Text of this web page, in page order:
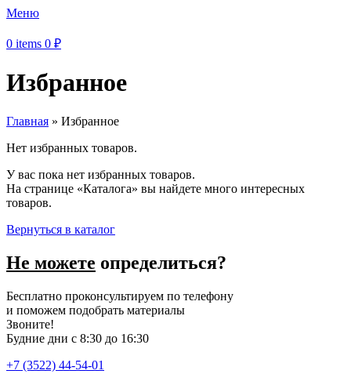
Меню
0 items 0 ₽
Избранное
Главная » Избранное
Нет избранных товаров.
У вас пока нет избранных товаров.
На странице «Каталога» вы найдете много интересных
товаров.
Вернуться в каталог
Не можете определиться?
Бесплатно проконсультируем по телефону
и поможем подобрать материалы
Звоните!
Будние дни с 8:30 до 16:30
+7 (3522) 44-54-01